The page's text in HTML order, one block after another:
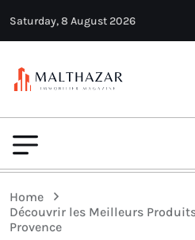
Saturday, 8 August 2026
Home
Découvrir les Meilleurs
Provence